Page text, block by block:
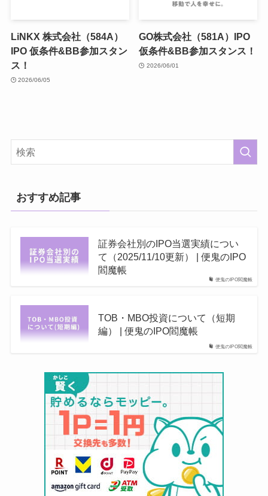
LiNKX 株式会社（584A）
IPO 仮条件&BB参加スタン
ス！
2026/06/05
GO株式会社（581A）IPO
仮条件&BB参加スタンス！
2026/06/01
おすすめ記事
便鬼のIPO閻魔帳
証券会社別のIPO当選実績につい
て（2025/11/10更新） | 便鬼のIPO
閻魔帳
便鬼のIPO閻魔帳
TOB・MBO投資について（短期
編） | 便鬼のIPO閻魔帳